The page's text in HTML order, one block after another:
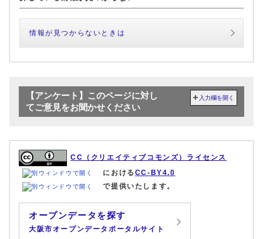
情報が見つからないときは
【アンケート】このページに対し
てご意見をお聞かせください
入力欄を開く
CC（クリエイティブコモンズ）ライセンス
における CC-BY4.0
で提供いたします。
オープンデータを探す
大阪市オープンデータポータルサイト